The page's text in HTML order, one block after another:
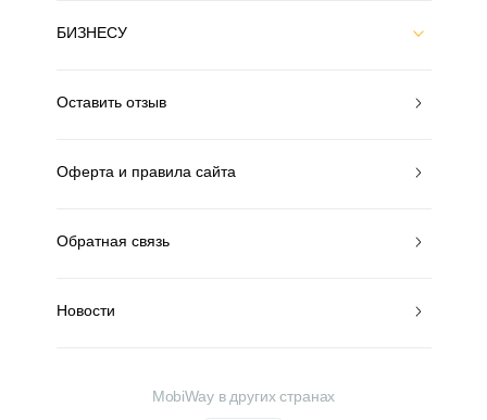
БИЗНЕСУ
Оставить отзыв
Оферта и правила сайта
Обратная связь
Новости
MobiWay в других странах